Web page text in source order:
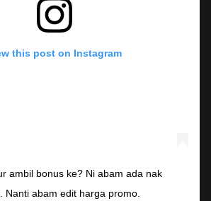
this post on Instagram
ambil bonus ke? Ni abam ada nak
Nanti abam edit harga promo.